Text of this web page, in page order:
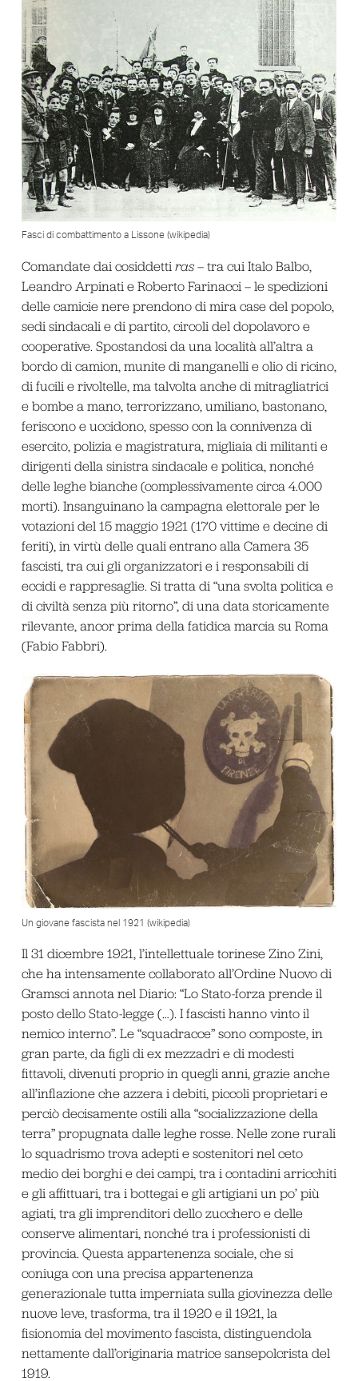
Fasci di combattimento a Lissone (wikipedia)
Comandate dai cosiddetti ras– tra cui Italo Balbo,
Leandro Arpinati e Roberto Farinacci – le spedizioni
delle camicie nere prendono di mira case del popolo,
sedi sindacali e di partito, circoli del dopolavoro e
cooperative. Spostandosi da una località all’altra a
bordo di camion, munite di manganelli e olio di ricino,
di fucili e rivoltelle, ma talvolta anche di mitragliatrici
e bombe a mano, terrorizzano, umiliano, bastonano,
feriscono e uccidono, spesso con la connivenza di
esercito, polizia e magistratura, migliaia di militanti e
dirigenti della sinistra sindacale e politica, nonché
delle leghe bianche (complessivamente circa 4.000
morti). Insanguinano la campagna elettorale per le
votazioni del 15 maggio 1921 (170 vittime e decine di
feriti), in virtù delle quali entrano alla Camera 35
fascisti, tra cui gli organizzatori e i responsabili di
eccidi e rappresaglie. Si tratta di “una svolta politica e
di civiltà senza più ritorno”, di una data storicamente
rilevante, ancor prima della fatidica marcia su Roma
(Fabio Fabbri).
Un giovane fascista nel 1921 (wikipedia)
Il 31 dicembre 1921, l’intellettuale torinese Zino Zini,
che ha intensamente collaborato all’Ordine Nuovo di
Gramsci annota nel Diario: “Lo Stato-forza prende il
posto dello Stato-legge (…). I fascisti hanno vinto il
nemico interno”. Le “squadracce” sono composte, in
gran parte, da figli di ex mezzadri e di modesti
fittavoli, divenuti proprio in quegli anni, grazie anche
all’inflazione che azzera i debiti, piccoli proprietari e
perciò decisamente ostili alla “socializzazione della
terra” propugnata dalle leghe rosse. Nelle zone rurali
lo squadrismo trova adepti e sostenitori nel ceto
medio dei borghi e dei campi, tra i contadini arricchiti
e gli affittuari, tra i bottegai e gli artigiani un po’ più
agiati, tra gli imprenditori dello zucchero e delle
conserve alimentari, nonché tra i professionisti di
provincia. Questa appartenenza sociale, che si
coniuga con una precisa appartenenza
generazionale tutta imperniata sulla giovinezza delle
nuove leve, trasforma, tra il 1920 e il 1921, la
fisionomia del movimento fascista, distinguendola
nettamente dall’originaria matrice sansepolcrista del
1919.